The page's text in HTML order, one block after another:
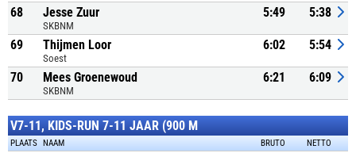
68 Jesse Zuur
SKBNM
5:49 5:38
69 Thijmen Loor
Soest
6:02 5:54
70 Mees Groenewoud
SKBNM
6:21 6:09
V7-11, KIDS-RUN 7-11 JAAR (900 M
PLAATS NAAM BRUTO NETTO